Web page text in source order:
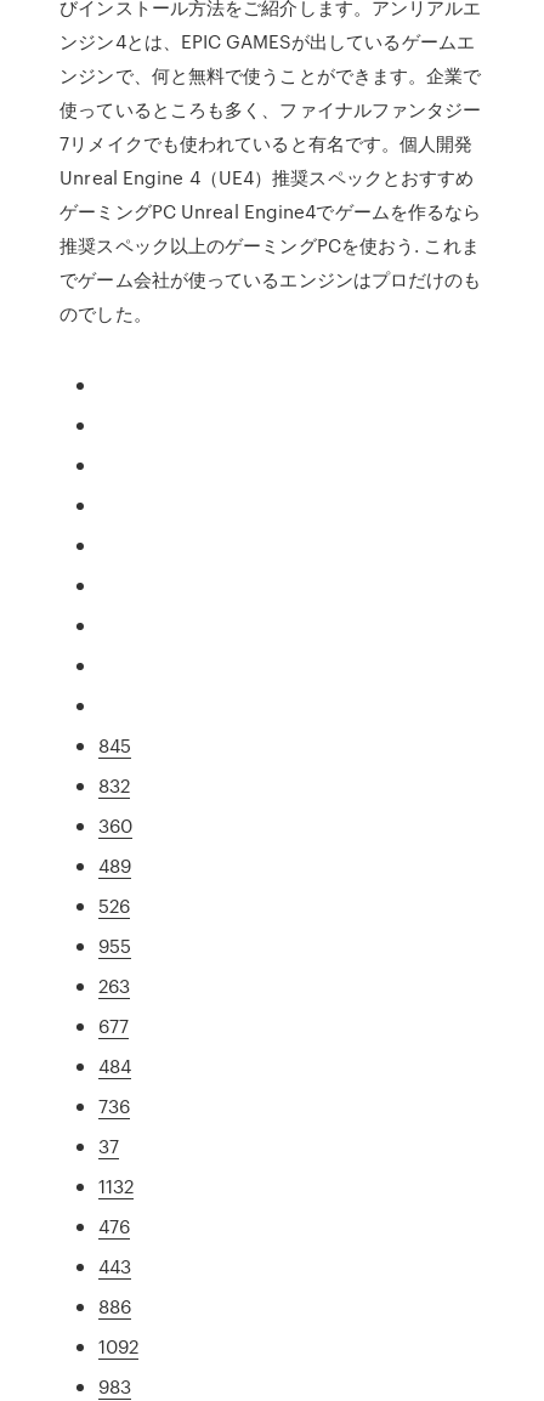
びインストール方法をご紹介します。アンリアルエ
ンジン4とは、EPIC GAMESが出しているゲームエ
ンジンで、何と無料で使うことができます。企業で
使っているところも多く、ファイナルファンタジー
7リメイクでも使われていると有名です。個人開発
Unreal Engine 4（UE4）推奨スペックとおすすめ
ゲーミングPC Unreal Engine4でゲームを作るなら
推奨スペック以上のゲーミングPCを使おう. これま
でゲーム会社が使っているエンジンはプロだけのも
のでした。
845
832
360
489
526
955
263
677
484
736
37
1132
476
443
886
1092
983